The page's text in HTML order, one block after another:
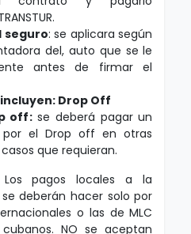
seguro: se aplicara según
del, auto que se le
antes de firmar el
Drop Off
off:se deberá pagar un
por el Drop off en otras
que requieran.
Los pagos locales a la
se deberán hacer solo por
o las de MLC
NO se aceptan